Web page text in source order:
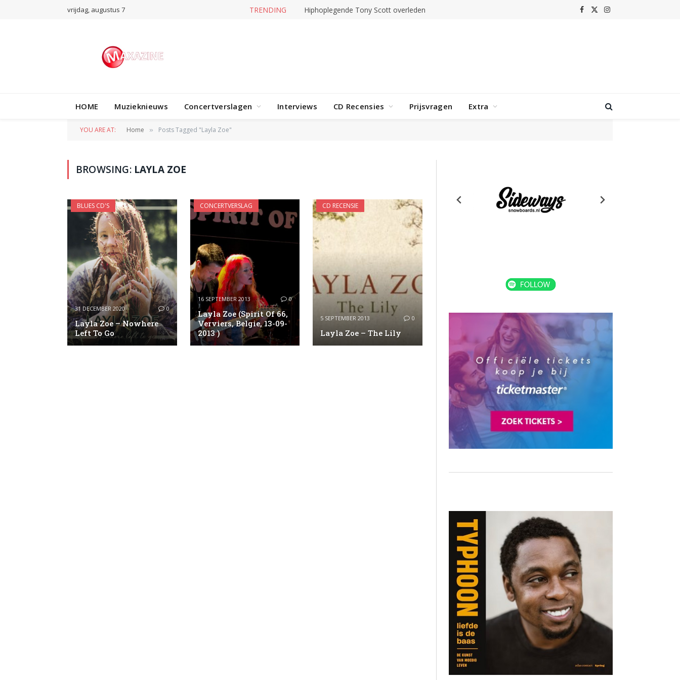
vrijdag, augustus 7 TRENDING Hiphoplegende Tony Scott overleden Facebook
X
Instagram
HOME Muzieknieuws Concertverslagen Interviews CD Recensies Prijsvragen Extra
YOU ARE AT: Home » Posts Tagged "Layla Zoe"
BROWSING: LAYLA ZOE
BLUES CD'S
31 DECEMBER 2020 0
Layla Zoe – Nowhere
Left To Go
CONCERTVERSLAG
16 SEPTEMBER 2013 0
Layla Zoe (Spirit Of 66,
Verviers, Belgie, 13-09-
2013 )
CD RECENSIE
5 SEPTEMBER 2013 0
Layla Zoe – The Lily